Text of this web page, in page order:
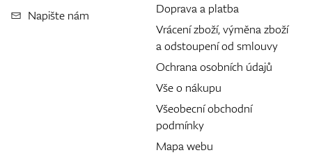
Napište nám
Doprava a platba
Vrácení zboží, výměna zboží
a odstoupení od smlouvy
Ochrana osobních údajů
Vše o nákupu
Všeobecní obchodní
podmínky
Mapa webu